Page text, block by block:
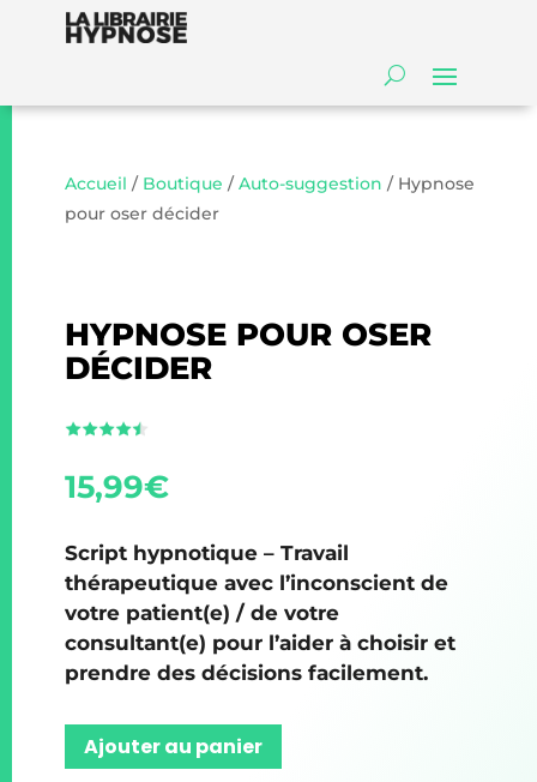
Accueil / Boutique /Auto-suggestion / Hypnose
pour oser décider
HYPNOSE POUR OSER
DÉCIDER
15,99€
Script hypnotique – Travail
thérapeutique avec l’inconscient de
votre patient(e) / de votre
consultant(e) pour l’aider à choisir et
prendre des décisions facilement.
Ajouter au panier